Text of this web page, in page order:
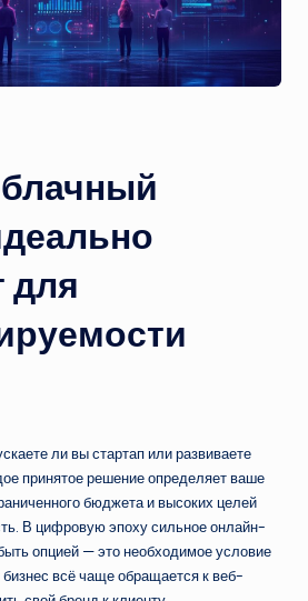
для
ли вы стартап или развиваете
принятое решение определяет ваше
бюджета и высоких целей
В цифровую эпоху сильное онлайн-
опцией — это необходимое условие
всё чаще обращается к веб-